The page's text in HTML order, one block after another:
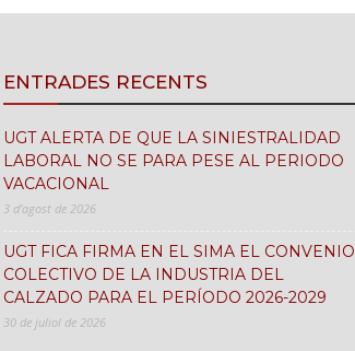
ENTRADES RECENTS
UGT ALERTA DE QUE LA SINIESTRALIDAD
LABORAL NO SE PARA PESE AL PERIODO
VACACIONAL
3 d'agost de 2026
UGT FICA FIRMA EN EL SIMA EL CONVENIO
COLECTIVO DE LA INDUSTRIA DEL
CALZADO PARA EL PERÍODO 2026-2029
30 de juliol de 2026